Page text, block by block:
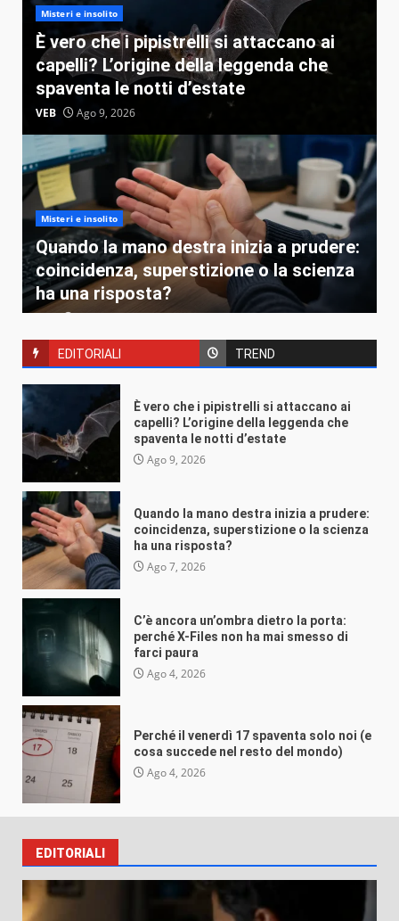
Misteri e insolito
È vero che i pipistrelli si attaccano ai
capelli? L’origine della leggenda che
spaventa le notti d’estate
VEB Ago 9, 2026
Misteri e insolito
Quando la mano destra inizia a prudere:
coincidenza, superstizione o la scienza
ha una risposta?
VEB Ago 7, 2026
Misteri e insolito
C’è ancora un’ombra dietro la porta:
perché X-Files non ha mai smesso di
farci paura
VEB Ago 4, 2026
Misteri e insolito
Perché il venerdì 17 spaventa solo noi
(e cosa succede nel resto del mondo)
VEB Ago 4, 2026
L’irresistibile fascino delle rovine:
perché non riusciamo a distogliere lo
sguardo dagli edifici abbandonati?
EDITORIALI TREND
È vero che i pipistrelli si attaccano ai
capelli? L’origine della leggenda che
spaventa le notti d’estate
Ago 9, 2026
Quando la mano destra inizia a prudere:
coincidenza, superstizione o la scienza
ha una risposta?
Ago 7, 2026
C’è ancora un’ombra dietro la porta:
perché X-Files non ha mai smesso di
farci paura
Ago 4, 2026
Perché il venerdì 17 spaventa solo noi (e
cosa succede nel resto del mondo)
Ago 4, 2026
EDITORIALI